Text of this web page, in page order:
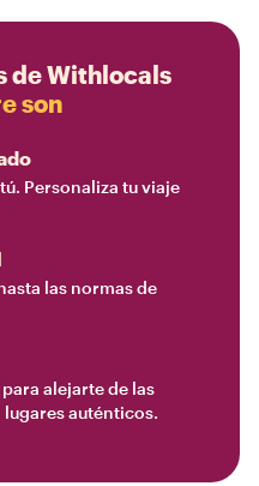
de Withlocals
son
Personaliza tu viaje
las normas de
alejarte de las
auténticos.